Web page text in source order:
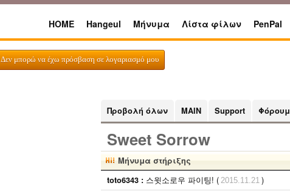
HOME Hangeul Μήνυμα Λίστα φίλων PenPal
Δεν μπορώ να έχω πρόσβαση σε λογαριασμό μου
Προβολή όλων MAIN Support Φόρουμ
Sweet Sorrow
Μήνυμα στήριξης
toto6343 : 스윗소로우 파이팅! ( 2015.11.21 )